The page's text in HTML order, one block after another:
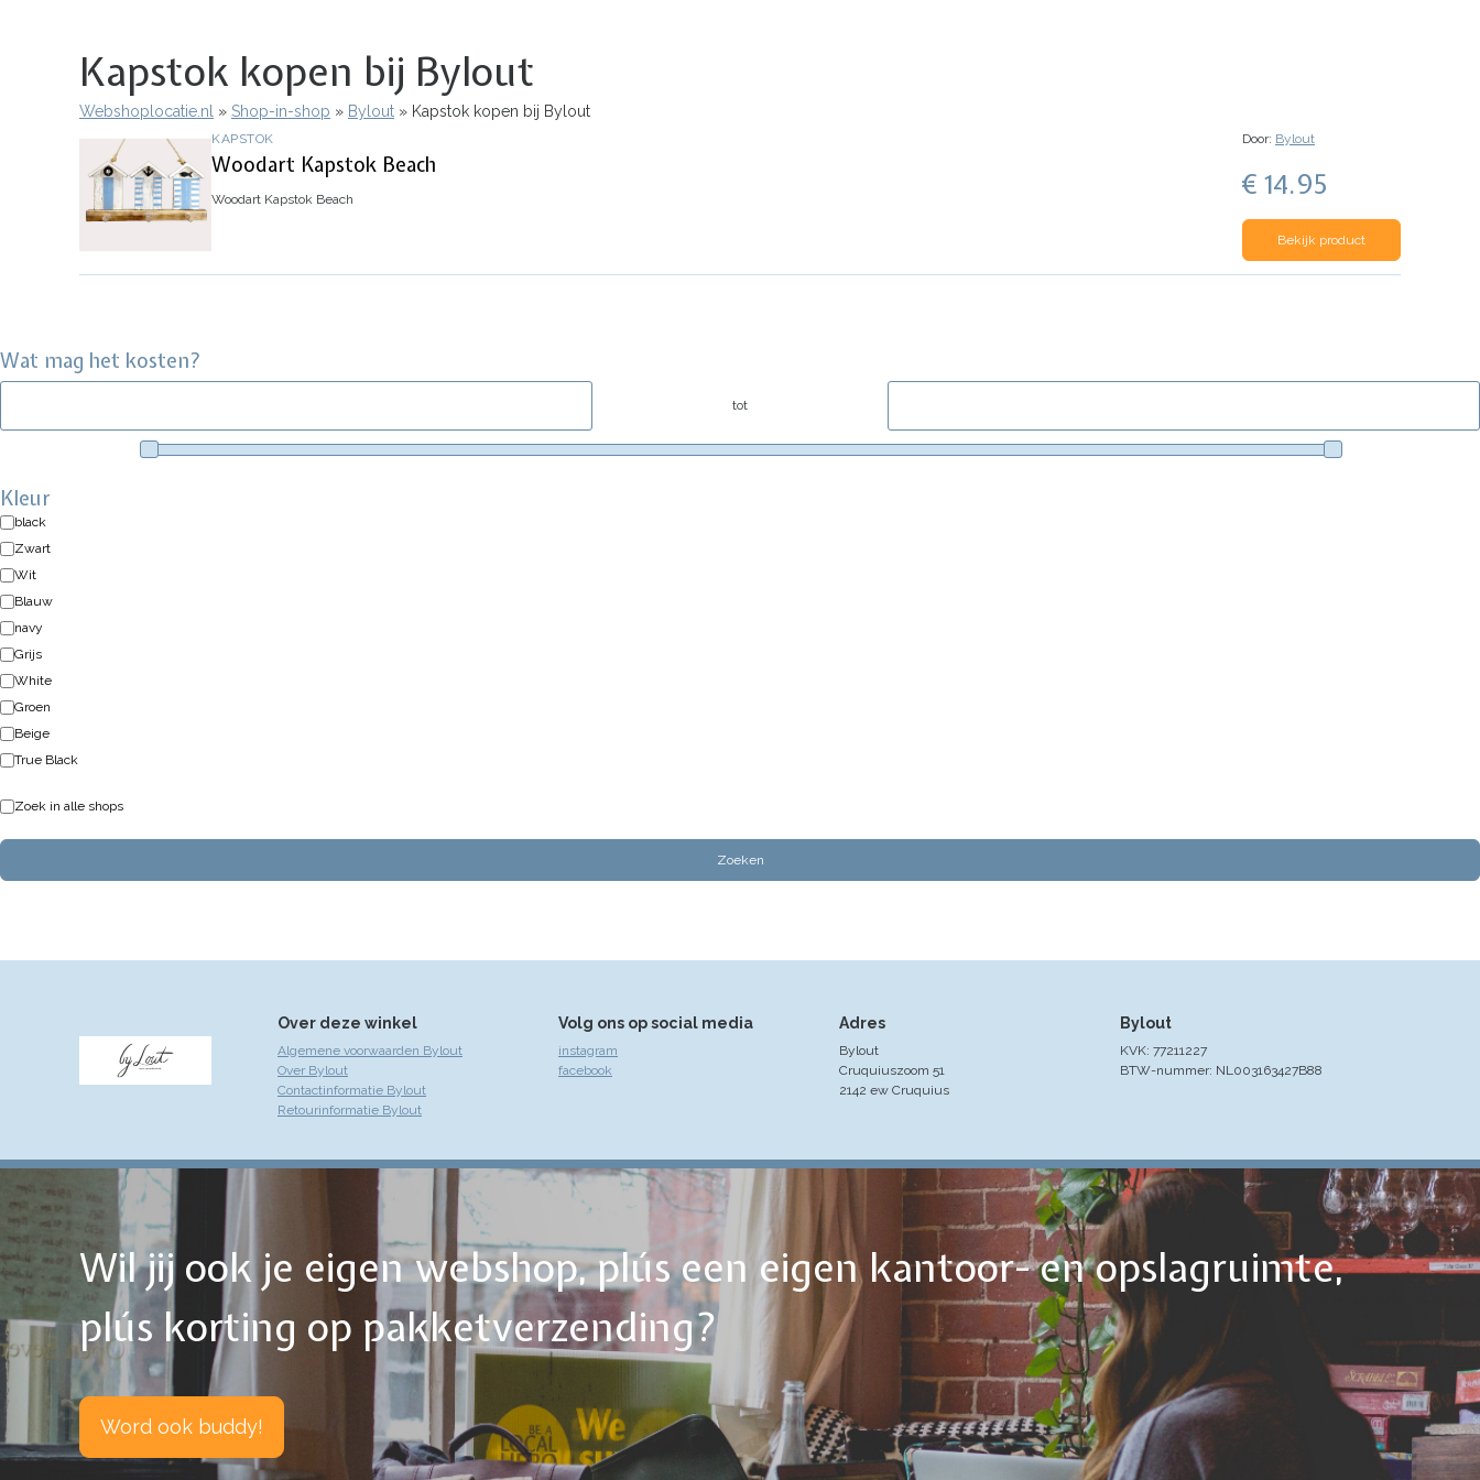
Kapstok kopen bij Bylout
Kruimelpad
Webshoplocatie.nl Shop-in-shop Bylout Kapstok kopen bij Bylout
KAPSTOK
Woodart Kapstok Beach
Woodart Kapstok Beach
Door: Bylout
€ 14.95
Bekijk product
Wat mag het kosten?
tot
Kleur
black
Zwart
Wit
Blauw
navy
Grijs
White
Groen
Beige
True Black
Zoek in alle shops
Over deze winkel
Algemene voorwaarden Bylout
Over Bylout
Contactinformatie Bylout
Retourinformatie Bylout
Volg ons op social media
instagram
facebook
Adres
Bylout
Cruquiuszoom 51
2142 ew Cruquius
Bylout
KVK: 77211227
BTW-nummer: NL003163427B88
Wil jij ook je eigen webshop, plús een eigen kantoor- en opslagruimte,
plús korting op pakketverzending?
Word ook buddy!